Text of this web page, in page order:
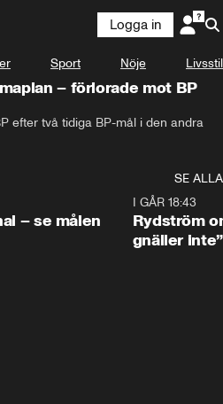
Logga in
Sport Nöje Livsstil
– förlorade mot BP
efter två tidiga BP-mål i den andra
SE ALLA
– se målen
I GÅR 18:43
Rydström
gnäller inte”